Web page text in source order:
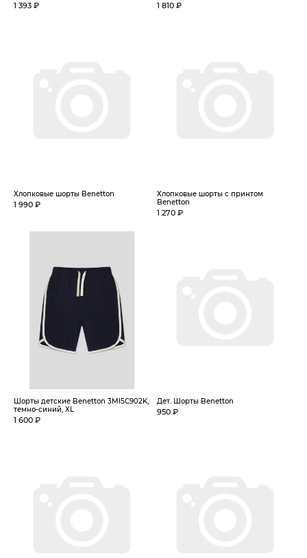
1 393 ₽ 1 810 ₽
Хлопковые шорты Benetton
1 990 ₽
Хлопковые шорты с принтом
Benetton
1 270 ₽
Шорты детские Benetton 3MI5C902K,
темно-синий, XL
1 600 ₽
Дет. Шорты Benetton
950 ₽